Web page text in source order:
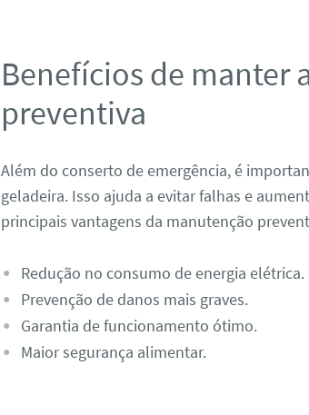
Benefícios de manter
preventiva
Além do conserto de emergência, é
geladeira. Isso ajuda a evitar falhas e
principais vantagens da manutenção
Redução no consumo de energia elétrica.
Prevenção de danos mais graves.
Garantia de funcionamento ótimo.
Maior segurança alimentar.